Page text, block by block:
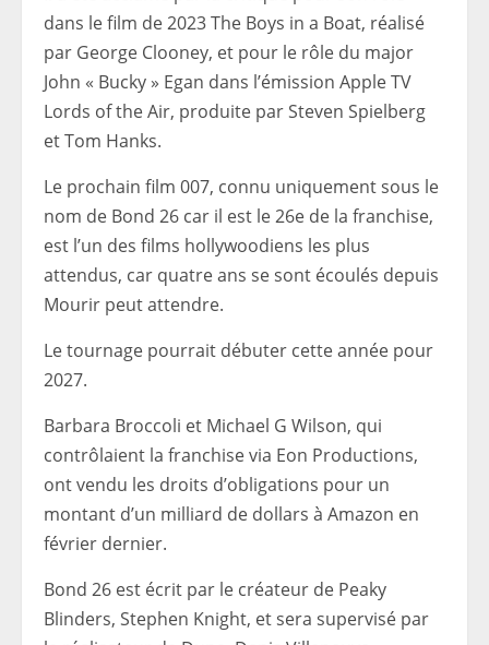
dans le film de 2023 The Boys in a Boat, réalisé
par George Clooney, et pour le rôle du major
John « Bucky » Egan dans l’émission Apple TV
Lords of the Air, produite par Steven Spielberg
et Tom Hanks.
Le prochain film 007, connu uniquement sous le
nom de Bond 26 car il est le 26e de la franchise,
est l’un des films hollywoodiens les plus
attendus, car quatre ans se sont écoulés depuis
Mourir peut attendre.
Le tournage pourrait débuter cette année pour
2027.
Barbara Broccoli et Michael G Wilson, qui
contrôlaient la franchise via Eon Productions,
ont vendu les droits d’obligations pour un
montant d’un milliard de dollars à Amazon en
février dernier.
Bond 26 est écrit par le créateur de Peaky
Blinders, Stephen Knight, et sera supervisé par